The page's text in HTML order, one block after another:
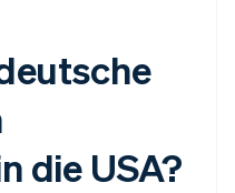
die USA?